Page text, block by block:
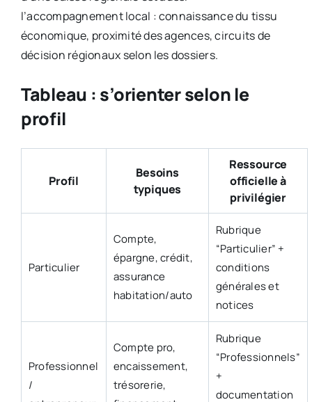
l’accompagnement local : connaissance du tissu
économique, proximité des agences, circuits de
décision régionaux selon les dossiers.
Tableau : s’orienter selon le
profil
Profil
Besoins
typiques
Ressource
officielle à
privilégier
Particulier
Compte,
épargne, crédit,
assurance
habitation/auto
Rubrique
“Particulier” +
conditions
générales et
notices
Professionnel
/
Compte pro,
encaissement,
trésorerie,
Rubrique
“Professionnels”
+
documentation